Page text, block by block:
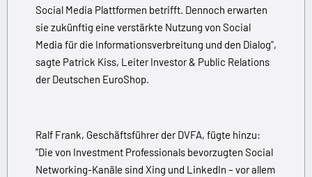
Social Media Plattformen betrifft. Dennoch erwarten
sie zukünftig eine verstärkte Nutzung von Social
Media für die Informationsverbreitung und den Dialog",
sagte Patrick Kiss, Leiter Investor & Public Relations
der Deutschen EuroShop.
Ralf Frank, Geschäftsführer der DVFA, fügte hinzu:
"Die von Investment Professionals bevorzugten Social
Networking-Kanäle sind Xing und LinkedIn – vor allem